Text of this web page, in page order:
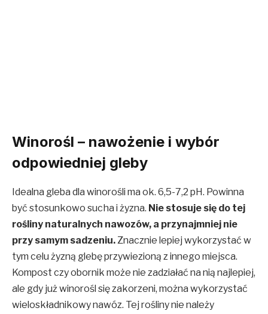
Winorośl – nawożenie i wybór
odpowiedniej gleby
Idealna gleba dla winorośli ma ok. 6,5-7,2 pH. Powinna
być stosunkowo sucha i żyzna. Nie stosuje się do tej
rośliny naturalnych nawozów, a przynajmniej nie
przy samym sadzeniu.Znacznie lepiej wykorzystać w
tym celu żyzną glebę przywiezioną z innego miejsca.
Kompost czy obornik może nie zadziałać na nią najlepiej,
ale gdy już winorośl się zakorzeni, można wykorzystać
wieloskładnikowy nawóz. Tej rośliny nie należy